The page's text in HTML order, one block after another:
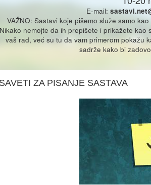
E-mail:
VAŽNO: Sastavi koje pišemo služe samo
Nikako nemojte da ih prepišete i prikažete
vaš rad, već su tu da vam primerom pokažu
sadrže kako bi
SAVETI ZA PISANJE SASTAVA